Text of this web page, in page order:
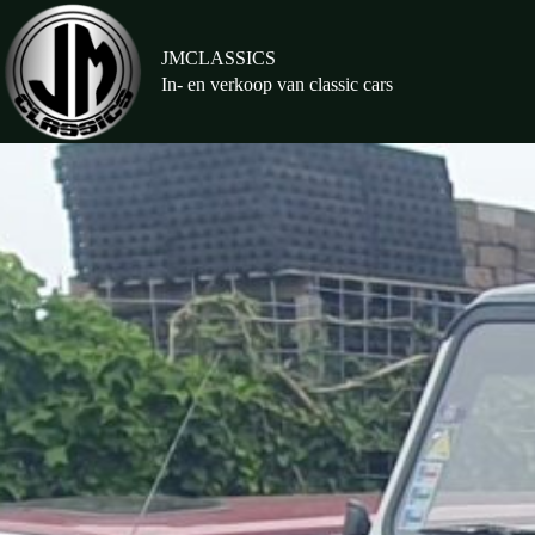
naar
de
inhoud
JMCLASSICS
In- en verkoop van classic cars